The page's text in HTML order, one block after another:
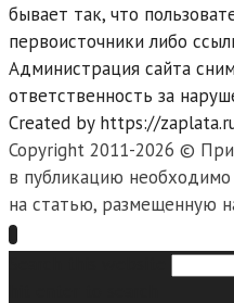
бывает так, что
первоисточники либо
Администрация сайта
ответственность за
Created by https://
Copyright 2011-2026 © При
в публикацию
на статью, размещенную